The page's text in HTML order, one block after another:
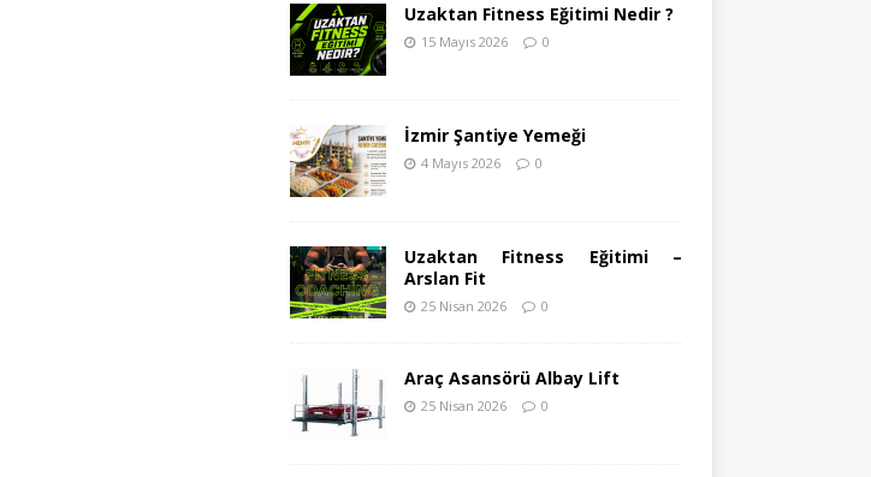
Uzaktan Fitness Eğitimi Nedir ?
15 Mayıs 2026 0
İzmir Şantiye Yemeği
4 Mayıs 2026 0
Uzaktan Fitness Eğitimi –
Arslan Fit
25 Nisan 2026 0
Araç Asansörü Albay Lift
25 Nisan 2026 0